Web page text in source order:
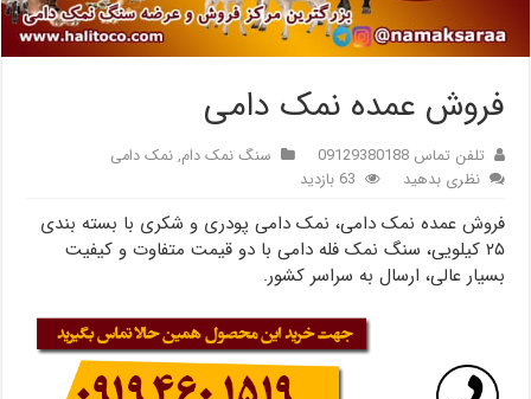
فروش عمده نمک دامی
تلفن تماس 09129380188 سنگ نمک دام,نمک دامی
نظری بدهید
63 بازدید
فروش عمده نمک دامی، نمک دامی پودری و شکری با بسته بندی
۲۵ کیلویی، سنگ نمک فله دامی با دو قیمت متفاوت و کیفیت
بسیار عالی، ارسال به سراسر کشور.